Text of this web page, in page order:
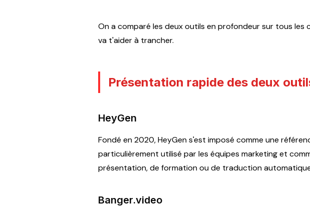
On a comparé les deux outils en profondeur sur tous
va t'aider à trancher.
Présentation rapide des deux
HeyGen
Fondé en 2020, HeyGen s'est imposé comme une
particulièrement utilisé par les équipes marketing et
présentation, de formation ou de traduction
Banger.video